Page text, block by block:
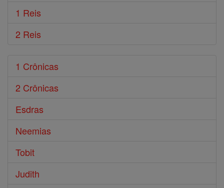
1 Reis
2 Reis
1 Crônicas
2 Crônicas
Esdras
Neemias
Tobit
Judith